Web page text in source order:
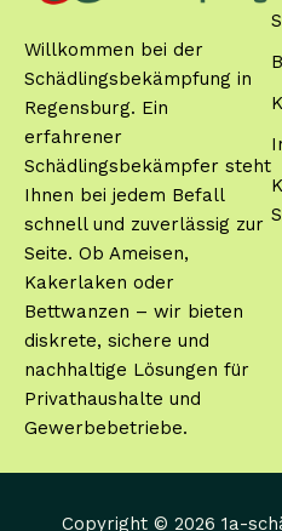
Willkommen bei der
Schädlingsbekämpfung in
Regensburg. Ein
erfahrener
Schädlingsbekämpfer steht
Ihnen bei jedem Befall
schnell und zuverlässig zur
Seite. Ob Ameisen,
Kakerlaken oder
Bettwanzen – wir bieten
diskrete, sichere und
nachhaltige Lösungen für
Privathaushalte und
Gewerbebetriebe.
Copyright © 2026 1a-